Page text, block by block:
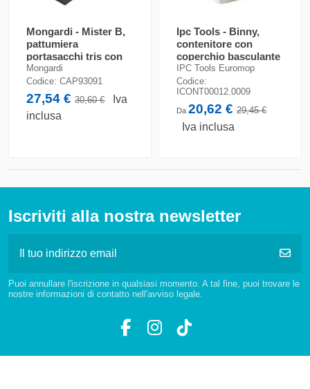
Mongardi - Mister B,
pattumiera
portasacchi tris con
coperchio
Mongardi
Codice:CAP93091
27,54 €30,60 €
Iva
inclusa
Ipc Tools - Binny,
contenitore con
coperchio basculante
da 25 lt
IPC Tools Euromop
Codice:
ICONT00012.0009
Da20,62 €29,45 €
Iva inclusa
Iscriviti alla nostra newsletter
Puoi annullare l'iscrizione in qualsiasi momento. A tal fine, puoi trovare le
nostre informazioni di contatto nell'avviso legale.